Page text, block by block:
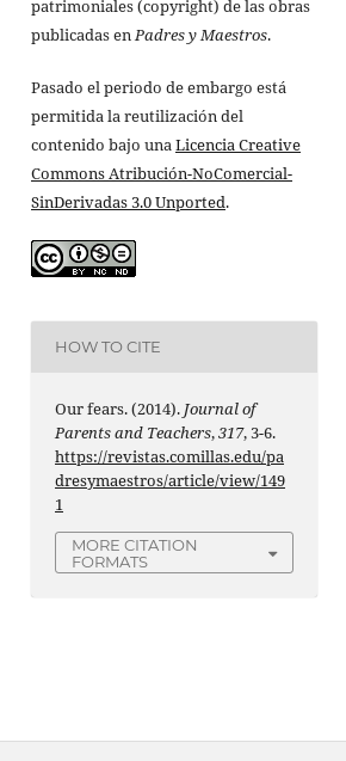
patrimoniales (copyright) de las obras
publicadas enPadres y Maestros.
Pasado el periodo de embargo está
permitida la reutilización del
contenido bajo unaLicencia Creative
Commons Atribución-NoComercial-
SinDerivadas 3.0 Unported.
HOW TO CITE
Our fears. (2014). Journal of
Parents and Teachers,317, 3-6.
https://revistas.comillas.edu/pa
dresymaestros/article/view/149
1
MORE CITATION
FORMATS